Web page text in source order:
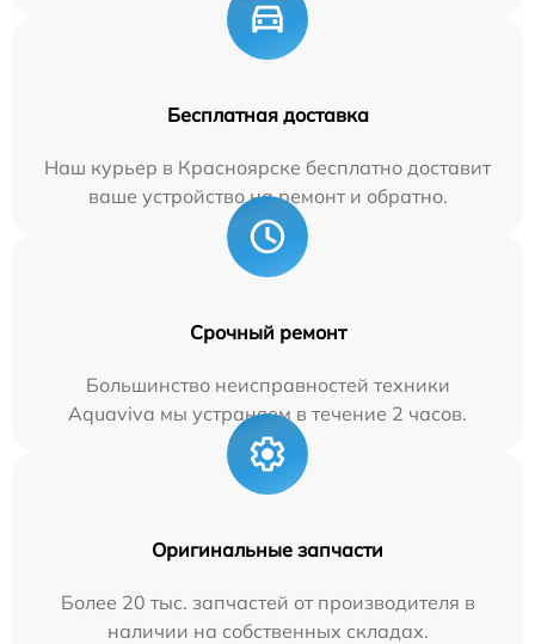
Бесплатная доставка
Наш курьер в Красноярске бесплатно доставит
ваше устройство на ремонт и обратно.
Срочный ремонт
Большинство неисправностей техники
Aquaviva мы устраняем в течение 2 часов.
Оригинальные запчасти
Более 20 тыс. запчастей от производителя в
наличии на собственных складах.